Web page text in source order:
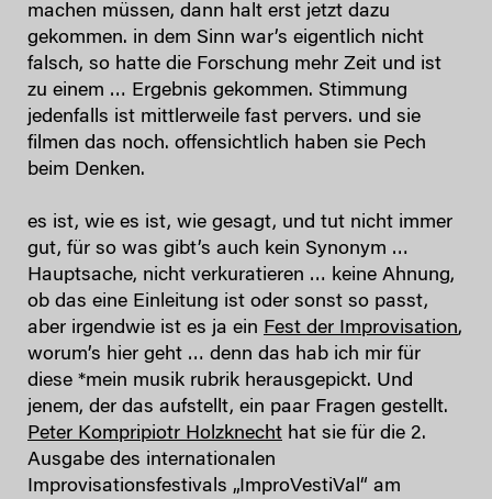
machen müssen, dann halt erst jetzt dazu
gekommen. in dem Sinn war’s eigentlich nicht
falsch, so hatte die Forschung mehr Zeit und ist
zu einem … Ergebnis gekommen. Stimmung
jedenfalls ist mittlerweile fast pervers. und sie
filmen das noch. offensichtlich haben sie Pech
beim Denken.
es ist, wie es ist, wie gesagt, und tut nicht immer
gut, für so was gibt’s auch kein Synonym …
Hauptsache, nicht verkuratieren … keine Ahnung,
ob das eine Einleitung ist oder sonst so passt,
aber irgendwie ist es ja ein Fest der Improvisation,
worum’s hier geht … denn das hab ich mir für
diese *mein musik rubrik herausgepickt. Und
jenem, der das aufstellt, ein paar Fragen gestellt.
Peter Kompripiotr Holzknecht hat sie für die 2.
Ausgabe des internationalen
Improvisationsfestivals „ImproVestiVal“ am